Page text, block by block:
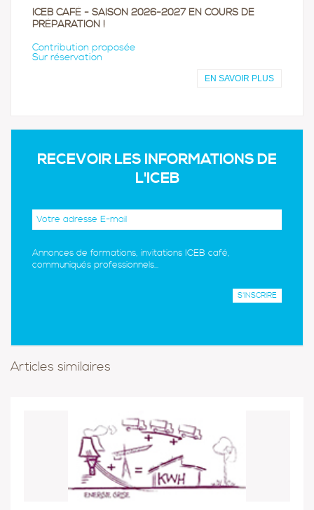
ICEB CAFÉ - SAISON 2026-2027 EN COURS DE
PRÉPARATION !
Contribution proposée
Sur réservation
EN SAVOIR PLUS
RECEVOIR LES INFORMATIONS DE
L'ICEB
Annonces de formations, invitations ICEB café,
communiqués professionnels...
Articles similaires